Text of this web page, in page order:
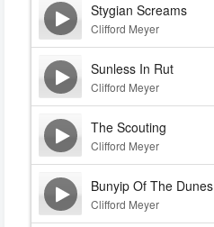
Stygian Screams
Clifford Meyer
Sunless In Rut
Clifford Meyer
The Scouting
Clifford Meyer
Bunyip Of The Dunes
Clifford Meyer